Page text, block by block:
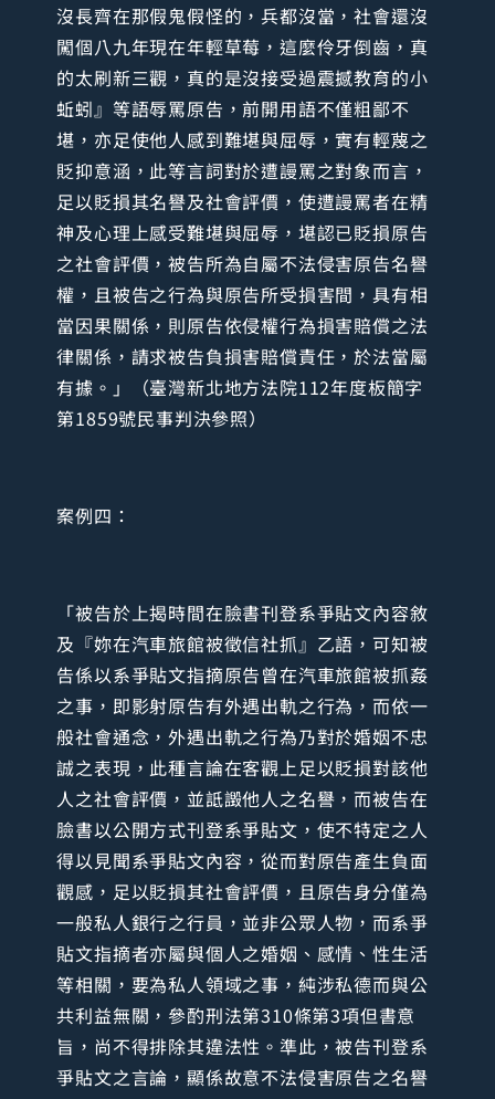
沒長齊在那假鬼假怪的，兵都沒當，社會還沒
闖個八九年現在年輕草莓，這麼伶牙倒齒，真
的太刷新三觀，真的是沒接受過震撼教育的小
蚯蚓』等語辱罵原告，前開用語不僅粗鄙不
堪，亦足使他人感到難堪與屈辱，實有輕蔑之
貶抑意涵，此等言詞對於遭謾罵之對象而言，
足以貶損其名譽及社會評價，使遭謾罵者在精
神及心理上感受難堪與屈辱，堪認已貶損原告
之社會評價，被告所為自屬不法侵害原告名譽
權，且被告之行為與原告所受損害間，具有相
當因果關係，則原告依侵權行為損害賠償之法
律關係，請求被告負損害賠償責任，於法當屬
有據。」（臺灣新北地方法院112年度板簡字
第1859號民事判決參照）
案例四：
「被告於上揭時間在臉書刊登系爭貼文內容敘
及『妳在汽車旅館被徵信社抓』乙語，可知被
告係以系爭貼文指摘原告曾在汽車旅館被抓姦
之事，即影射原告有外遇出軌之行為，而依一
般社會通念，外遇出軌之行為乃對於婚姻不忠
誠之表現，此種言論在客觀上足以貶損對該他
人之社會評價，並詆譭他人之名譽，而被告在
臉書以公開方式刊登系爭貼文，使不特定之人
得以見聞系爭貼文內容，從而對原告產生負面
觀感，足以貶損其社會評價，且原告身分僅為
一般私人銀行之行員，並非公眾人物，而系爭
貼文指摘者亦屬與個人之婚姻、感情、性生活
等相關，要為私人領域之事，純涉私德而與公
共利益無關，參酌刑法第310條第3項但書意
旨，尚不得排除其違法性。準此，被告刊登系
爭貼文之言論，顯係故意不法侵害原告之名譽